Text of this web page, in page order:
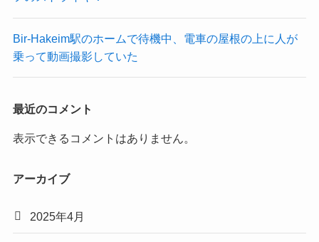
Bir-Hakeim駅のホームで待機中、電車の屋根の上に人が
乗って動画撮影していた
最近のコメント
表示できるコメントはありません。
アーカイブ
2025年4月